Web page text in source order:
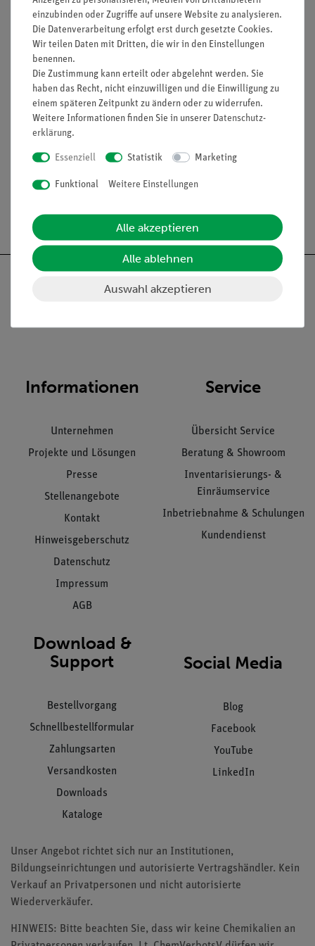
Vier-Punkt-Messung
(Bitte beachten: Versuchsbeschreibung nur in englischer
Sprache erhältlich)
Lieferumfang
Media / Downloads
Versandkostenfrei ab 300,- €
Informationen
Unternehmen
Projekte und Lösungen
Presse
Stellenangebote
Kontakt
Hinweisgeberschutz
Datenschutz
Impressum
AGB
Service
Übersicht Service
Beratung & Showroom
Inventarisierungs- &
Einräumservice
Inbetriebnahme & Schulungen
Kundendienst
Download &
Support
Bestellvorgang
Schnellbestellformular
Zahlungsarten
Versandkosten
Downloads
Kataloge
Social Media
Blog
Facebook
YouTube
LinkedIn
Unser Angebot richtet sich nur an Institutionen,
Bildungseinrichtungen und autorisierte Vertragshändler. Kein
Verkauf an Privatpersonen und nicht autorisierte
Wiederverkäufer.
HINWEIS: Bitte beachten Sie, dass wir keine Chemikalien an
einzubinden oder Zugriffe auf unsere Website zu analysieren.
Die Datenverarbeitung erfolgt erst durch gesetzte Cookies.
Wir teilen Daten mit Dritten, die wir in den Einstellungen
benennen.
Die Zustimmung kann erteilt oder abgelehnt werden. Sie
haben das Recht, nicht einzuwilligen und die Einwilligung zu
einem späteren Zeitpunkt zu ändern oder zu widerrufen.
Weitere Informationen finden Sie in unserer Daten­schutz­
erklärung.
Essenziell Statistik Marketing
Funktional Weitere Einstellungen
Alle akzeptieren
Alle ablehnen
Auswahl akzeptieren